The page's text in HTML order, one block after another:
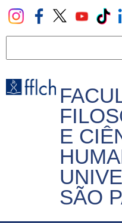
Pular
para
principal
E
SÃO